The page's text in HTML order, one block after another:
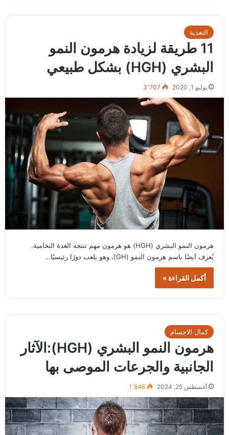
التغذية
11 طريقة لزيادة هرمون النمو
البشري (HGH) بشكل طبيعي
يوليو 1, 2020 3٬707
هرمون النمو البشري (HGH) هو هرمون مهم تنتجه الغدة النخامية.
يُعرف أيضًا باسم هرمون النمو (GH)، وهو يلعب دورًا رئيسيًا…
أكمل القراءة »
كمال الاجسام
هرمون النمو البشري (HGH):الآثار
الجانبية والجرعات الموصى بها
أغسطس 25, 2024 1٬846